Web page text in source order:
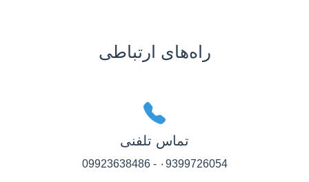
راه‌های ارتباطی
تماس تلفنی
۰9399726054 - 09923638486